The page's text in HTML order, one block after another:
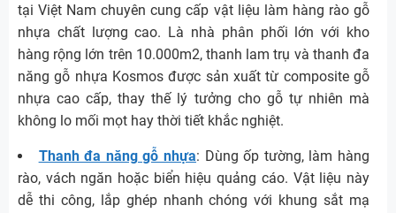
tại Việt Nam chuyên cung cấp vật liệu làm hàng rào gỗ
nhựa chất lượng cao. Là nhà phân phối lớn với kho
hàng rộng lớn trên 10.000m2, thanh lam trụ và thanh đa
năng gỗ nhựa Kosmos được sản xuất từ composite gỗ
nhựa cao cấp, thay thế lý tưởng cho gỗ tự nhiên mà
không lo mối mọt hay thời tiết khắc nghiệt.
Thanh đa năng gỗ nhựa: Dùng ốp tường, làm hàng
rào, vách ngăn hoặc biển hiệu quảng cáo. Vật liệu này
dễ thi công, lắp ghép nhanh chóng với khung sắt mạ